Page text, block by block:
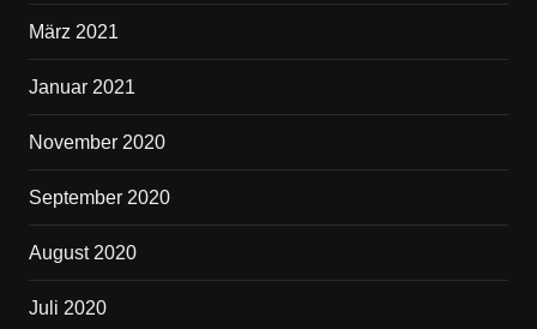
März 2021
Januar 2021
November 2020
September 2020
August 2020
Juli 2020